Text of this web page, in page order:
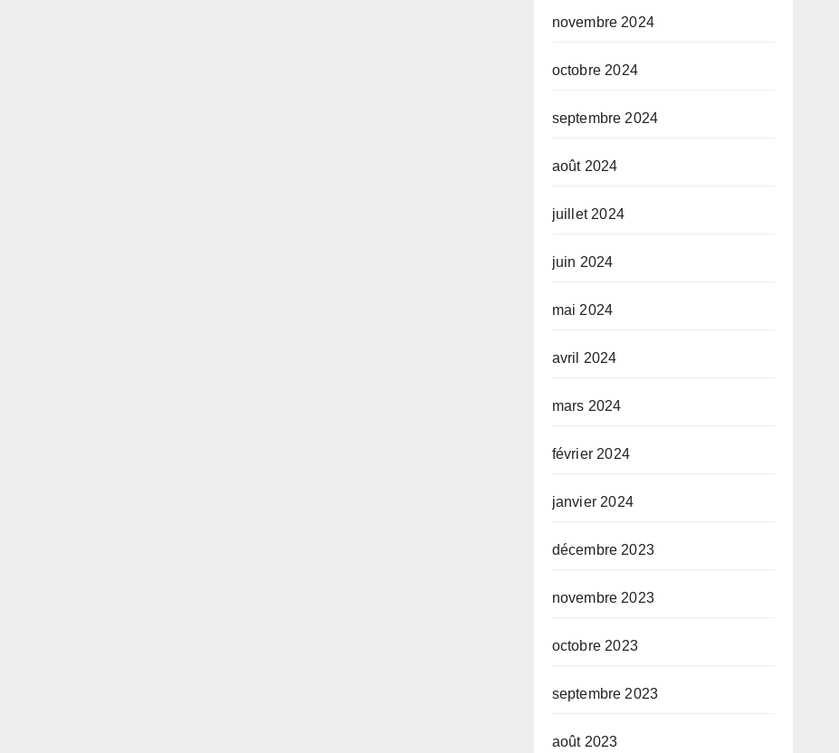
novembre 2024
octobre 2024
septembre 2024
août 2024
juillet 2024
juin 2024
mai 2024
avril 2024
mars 2024
février 2024
janvier 2024
décembre 2023
novembre 2023
octobre 2023
septembre 2023
août 2023